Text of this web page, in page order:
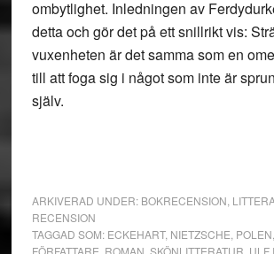
ombytlighet. Inledningen av
detta och gör det på ett snillrikt vis:
vuxenheten är det samma som en
till att foga sig i något som inte är
själv.
ARKIVERAD UNDER: BOKRECENSION
RECENSION
TAGGAD SOM: ECKEHART, NIETZSCHE POLEN
FÖRFATTARE ROMAN SKÖNLITTERATUR ULF